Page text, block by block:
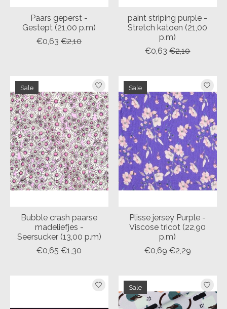
Paars geperst -
Gestept (21,00 p.m)
€0,63 €2,10
paint striping purple -
Stretch katoen (21,00
p.m)
€0,63 €2,10
Sale
Bubble crash paarse
madeliefjes -
Seersucker (13,00 p.m)
€0,65 €1,30
Sale
Plisse jersey Purple -
Viscose tricot (22,90
p.m)
€0,69 €2,29
Sale